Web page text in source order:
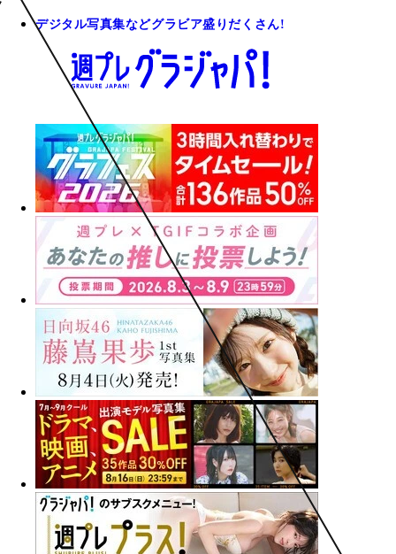
デジタル写真集などグラビア盛りだくさん!